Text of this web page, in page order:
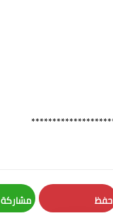
حفظ مشاركة